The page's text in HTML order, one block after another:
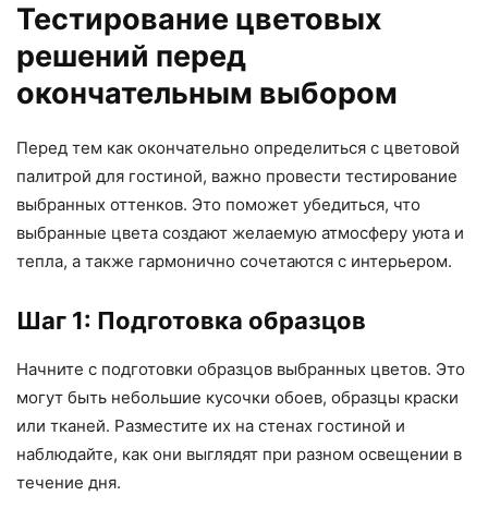
Тестирование цветовых
решений перед
окончательным выбором
Перед тем как окончательно определиться с цветовой
палитрой для гостиной, важно провести тестирование
выбранных оттенков. Это поможет убедиться, что
выбранные цвета создают желаемую атмосферу уюта и
тепла, а также гармонично сочетаются с интерьером.
Шаг 1: Подготовка образцов
Начните с подготовки образцов выбранных цветов. Это
могут быть небольшие кусочки обоев, образцы краски
или тканей. Разместите их на стенах гостиной и
наблюдайте, как они выглядят при разном освещении в
течение дня.